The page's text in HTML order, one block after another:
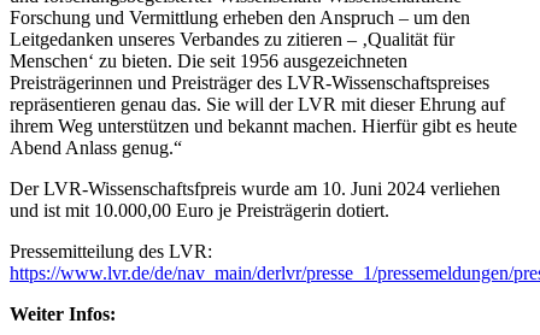
Forschung und Vermittlung erheben den Anspruch – um den
Leitgedanken unseres Verbandes zu zitieren – ‚Qualität für
Menschen‘ zu bieten. Die seit 1956 ausgezeichneten
Preisträgerinnen und Preisträger des LVR-Wissenschaftspreises
repräsentieren genau das. Sie will der LVR mit dieser Ehrung auf
ihrem Weg unterstützen und bekannt machen. Hierfür gibt es heute
Abend Anlass genug.“
Der LVR-Wissenschaftsfpreis wurde am 10. Juni 2024 verliehen
und ist mit 10.000,00 Euro je Preisträgerin dotiert.
Pressemitteilung des LVR:
https://www.lvr.de/de/nav_main/derlvr/presse_1/pressemeldungen/
Weiter Infos: